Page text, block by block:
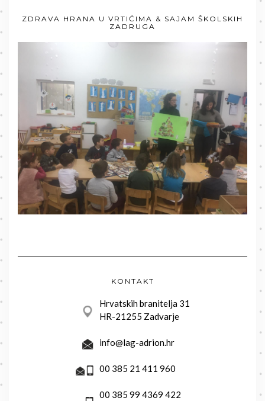
ZDRAVA HRANA U VRTIĆIMA & SAJAM ŠKOLSKIH
ZADRUGA
KONTAKT
Hrvatskih branitelja 31
HR-21255 Zadvarje
info@lag-adrion.hr
00 385 21 411 960
00 385 99 4369 422